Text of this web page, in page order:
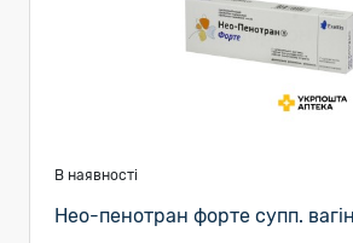
В наявності
Нео-пенотран форте супп.